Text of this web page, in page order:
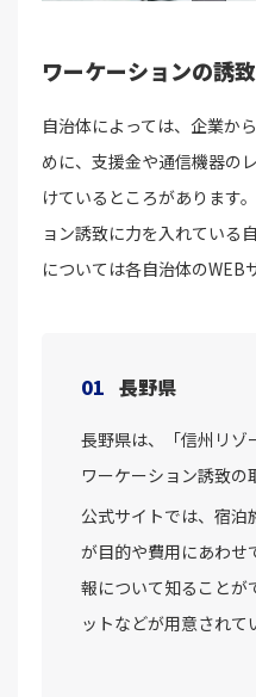
ワーケーションの誘
自治体によっては、企業か
めに、支援金や通信機器の
けているところがあります
ョン誘致に力を入れている
については各自治体のWEB
01 長野県
長野県は、「信州リゾ
ワーケーション誘致の
公式サイトでは、宿泊
が目的や費用にあわせ
報について知ることが
ットなどが用意されて